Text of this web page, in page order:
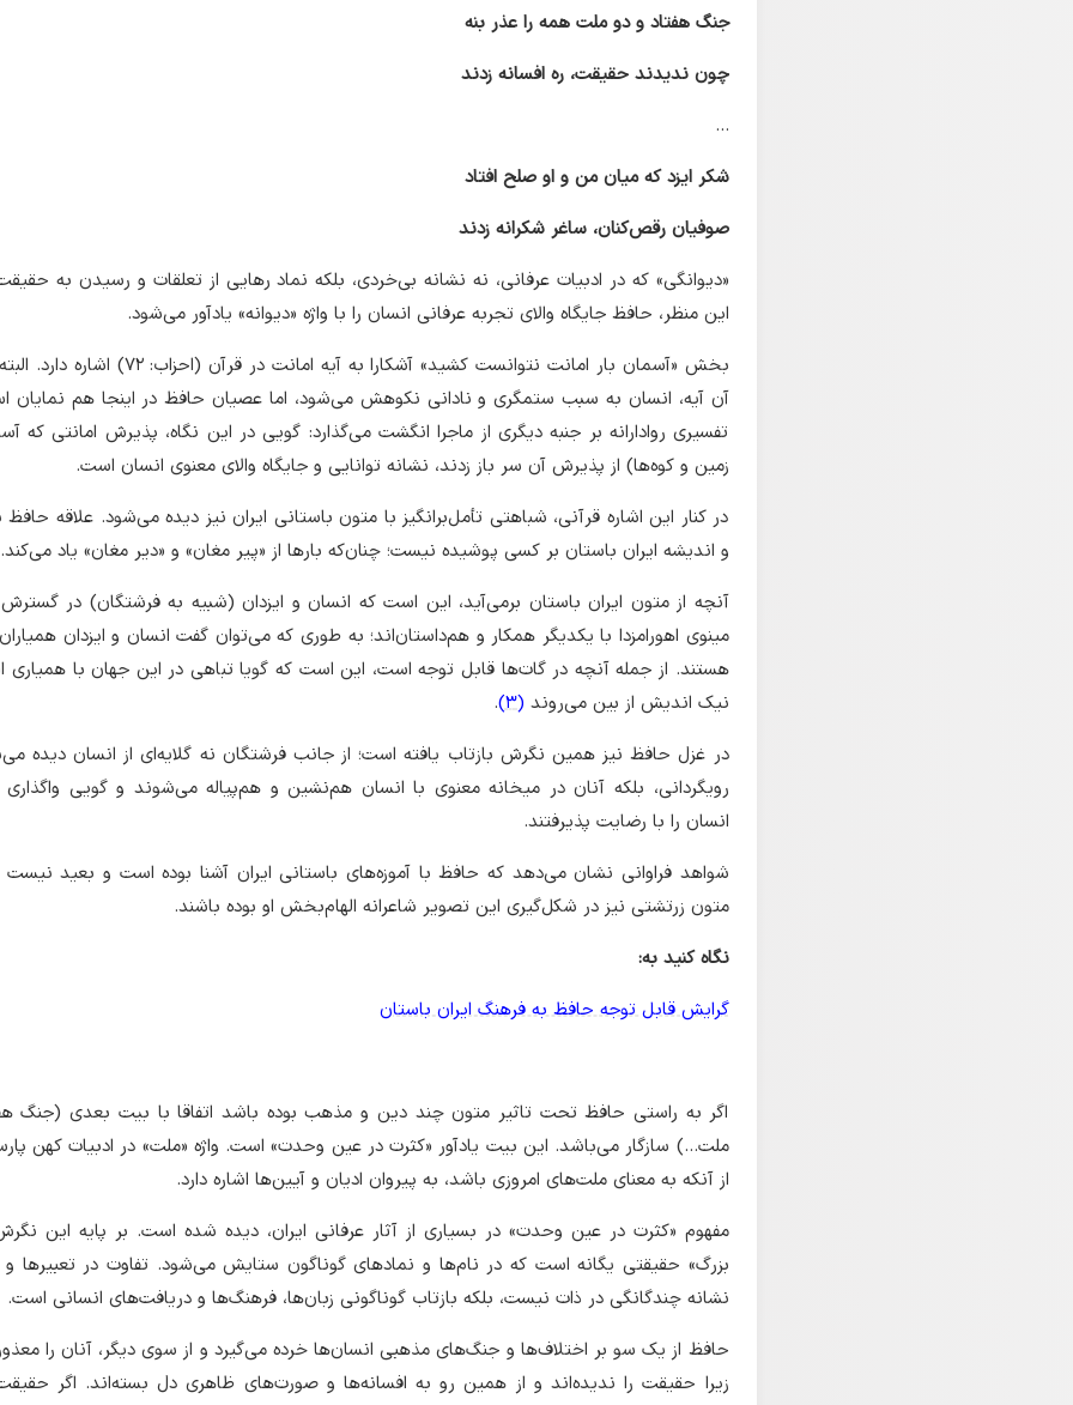
جنگ هفتاد و دو ملت همه را عذر بنه
چون ندیدند حقیقت، ره افسانه زدند
...
شکر ایزد که میان من و او صلح افتاد
صوفیان رقص‌کنان، ساغر شکرانه زدند
«دیوانگی» که در ادبیات عرفانی، نه نشانه بی‌خردی، بلکه نماد رهایی از تعلقات و رسیدن به
این منظر، حافظ جایگاه والای تجربه عرفانی انسان را با واژه «دیوانه» یادآور می‌شود.
بخش «آسمان بار امانت نتوانست کشید» آشکارا به آیه امانت در
آن آیه، انسان به سبب ستمگری و نادانی نکوهش می‌شود، اما عصیان حافظ در اینجا هم نمایان
تفسیری روادارانه بر جنبه دیگری از ماجرا انگشت می‌گذارد: گویی در این نگاه، پذیرش امانتی که
زمین و کوه‌ها) از پذیرش آن سر باز زدند، نشانه توانایی و جایگاه والای معنوی انسان است.
در کنار این اشاره قرآنی، شباهتی تأمل‌برانگیز با متون باستانی ایران نیز دیده می‌شود. علاقه
و اندیشه ایران باستان بر کسی پوشیده نیست؛ چنان‌که بارها از «پیر مغان» و «دیر مغان» یاد می‌کند.
آنچه از متون ایران باستان برمی‌آید، این است که انسان و ایزدان (شبیه به فرشتگان) در
مینوی اهورامزدا با یکدیگر همکار و هم‌داستان‌اند؛ به طوری که می‌توان گفت انسان و ایزدان همیاران
هستند. از جمله آنچه در گات‌ها قابل توجه است، این است که گویا تباهی در این جهان با همیاری
نیک اندیش از بین می‌روند (3)
.
در غزل حافظ نیز همین نگرش بازتاب یافته است؛ از جانب فرشتگان نه گلایه‌ای از انسان دیده
رویگردانی، بلکه آنان در میخانه معنوی با انسان هم‌نشین و هم‌پیاله می‌شوند و گویی واگذاری
انسان را با رضایت پذیرفتند.
شواهد فراوانی نشان می‌دهد که حافظ با آموزه‌های باستانی ایران آشنا بوده است و بعید
متون زرتشتی نیز در شکل‌گیری این تصویر شاعرانه الهام‌بخش او بوده باشند.
نگاه کنید به:
گرایش قابل توجه حافظ به فرهنگ ایران باستان
اگر به راستی حافظ تحت تاثیر متون چند دین و مذهب بوده باشد اتفاقا با بیت بعدی (جنگ
ملت...) سازگار می‌باشد. این بیت یادآور «کثرت در عین وحدت» است. واژه «ملت» در ادبیات کهن
از آنکه به معنای ملت‌های امروزی باشد، به پیروان ادیان و آیین‌ها اشاره دارد.
مفهوم «کثرت در عین وحدت» در بسیاری از آثار عرفانی ایران، دیده شده است. بر پایه این
بزرگ» حقیقتی یگانه است که در نام‌ها و نمادهای گوناگون ستایش می‌شود. تفاوت در تعبیرها
نشانه چندگانگی در ذات نیست، بلکه بازتاب گوناگونی زبان‌ها، فرهنگ‌ها و دریافت‌های انسانی است.
حافظ از یک سو بر اختلاف‌ها و جنگ‌های مذهبی انسان‌ها خرده می‌گیرد و از سوی دیگر، آنان را
زیرا حقیقت را ندیده‌اند و از همین رو به افسانه‌ها و صورت‌های ظاهری دل بسته‌اند. اگر